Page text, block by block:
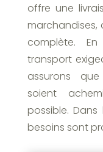
offre une
complète.
transport
assurons
soient
possible.
besoins sont